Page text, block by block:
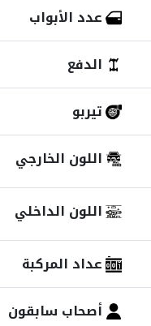
عدد الأبواب
الدفع
تيربو
اللون الخارجي
اللون الداخلي
عداد المركبة
أصحاب سابقون